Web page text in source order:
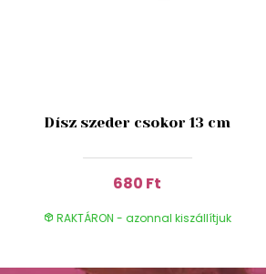
Dísz szeder csokor 13 cm
680 Ft
RAKTÁRON - azonnal kiszállítjuk